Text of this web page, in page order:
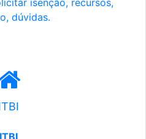
isenção, recursos,
dúvidas.